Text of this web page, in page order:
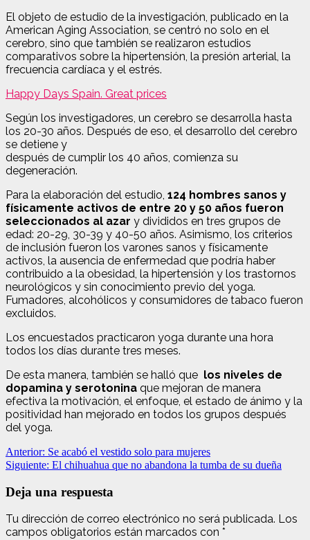
El objeto de estudio de la investigación, publicado en la
American Aging Association, se centró no solo en el
cerebro, sino que también se realizaron estudios
comparativos sobre la hipertensión, la presión arterial, la
frecuencia cardíaca y el estrés.
Happy Days Spain. Great prices
Según los investigadores, un cerebro se desarrolla hasta
los 20-30 años. Después de eso, el desarrollo del cerebro
se detiene y
después de cumplir los 40 años, comienza su
degeneración.
Para la elaboración del estudio, 124 hombres sanos y
físicamente activos de entre 20 y 50 años fueron
seleccionados al azar y divididos en tres grupos de
edad: 20-29, 30-39 y 40-50 años. Asimismo, los criterios
de inclusión fueron los varones sanos y físicamente
activos, la ausencia de enfermedad que podría haber
contribuido a la obesidad, la hipertensión y los trastornos
neurológicos y sin conocimiento previo del yoga.
Fumadores, alcohólicos y consumidores de tabaco fueron
excluidos.
Los encuestados practicaron yoga durante una hora
todos los días durante tres meses.
De esta manera, también se halló que los niveles de
dopamina y serotonina que mejoran de manera
efectiva la motivación, el enfoque, el estado de ánimo y la
positividad han mejorado en todos los grupos después
del yoga.
Navegación
de
entradas
Anterior: Se acabó el vestido solo para mujeres
Siguiente: El chihuahua que no abandona la tumba de su dueña
Deja una respuesta
Tu dirección de correo electrónico no será publicada. Los
campos obligatorios están marcados con *